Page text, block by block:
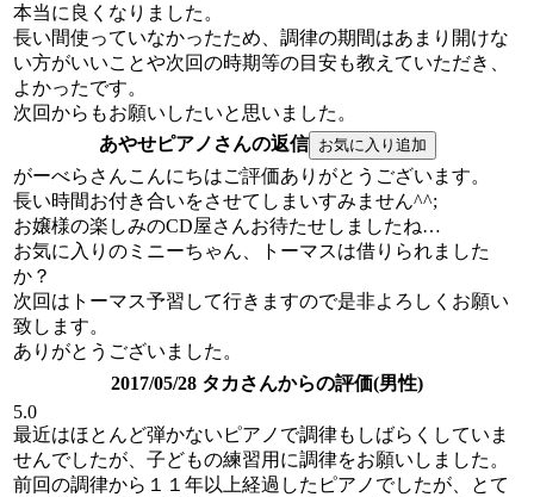
本当に良くなりました。
長い間使っていなかったため、調律の期間はあまり開けな
い方がいいことや次回の時期等の目安も教えていただき、
よかったです。
次回からもお願いしたいと思いました。
あやせピアノさんの返信
がーべらさんこんにちはご評価ありがとうございます。
長い時間お付き合いをさせてしまいすみません^^;
お嬢様の楽しみのCD屋さんお待たせしましたね…
お気に入りのミニーちゃん、トーマスは借りられました
か？
次回はトーマス予習して行きますので是非よろしくお願い
致します。
ありがとうございました。
2017/05/28 タカさんからの評価(男性)
5.0
最近はほとんど弾かないピアノで調律もしばらくしていま
せんでしたが、子どもの練習用に調律をお願いしました。
前回の調律から１１年以上経過したピアノでしたが、とて